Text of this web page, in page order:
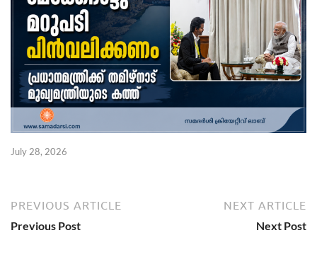
July 28, 2026
PREVIOUS ARTICLE
Previous Post
NEXT ARTICLE
Next Post